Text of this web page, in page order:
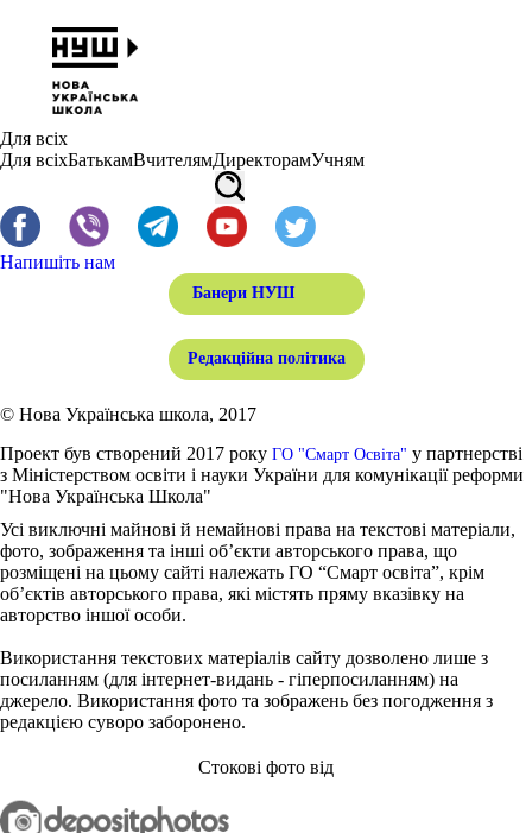
Для всіх
Для всіхБатькамВчителямДиректорамУчням
Напишіть нам
Банери НУШ
Редакційна політика
© Нова Українська школа, 2017
Проект був створений 2017 року ГО "Смарт Освіта" у партнерстві
з Міністерством освіти і науки України для комунікації реформи
"Нова Українська Школа"
Усі виключні майнові й немайнові права на текстові матеріали,
фото, зображення та інші об’єкти авторського права, що
розміщені на цьому сайті належать ГО “Смарт освіта”, крім
об’єктів авторського права, які містять пряму вказівку на
авторство іншої особи.
Використання текстових матеріалів сайту дозволено лише з
посиланням (для інтернет-видань - гіперпосиланням) на
джерело. Використання фото та зображень без погодження з
редакцією суворо заборонено.
Стокові фото від